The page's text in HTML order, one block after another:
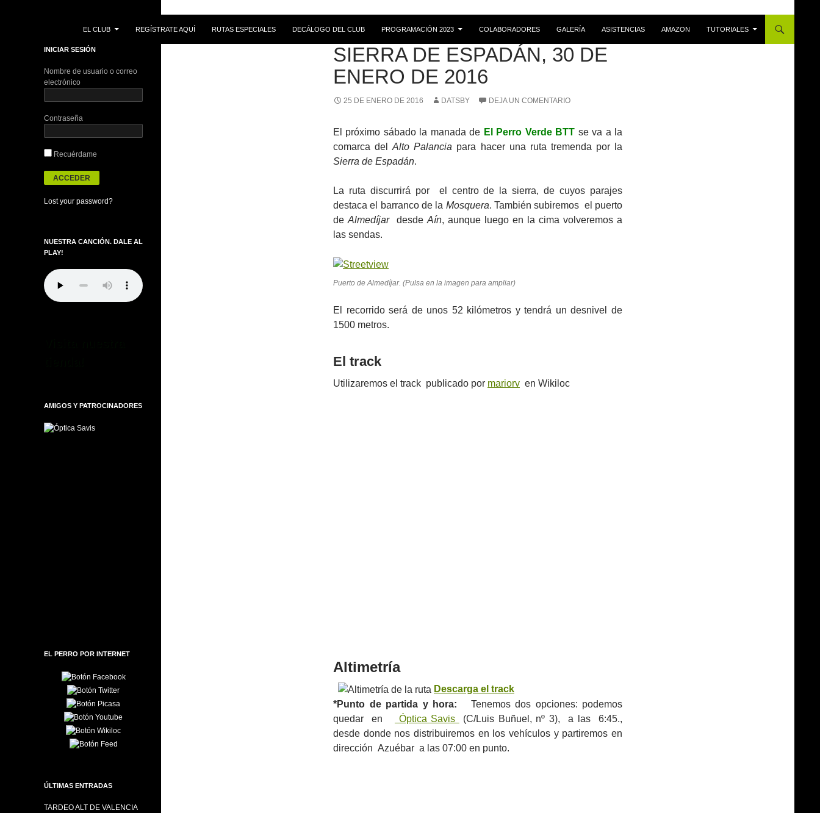
EL CLUB
REGÍSTRATE AQUÍ RUTAS ESPECIALES DECÁLOGO DEL CLUB PROGRAMACIÓN 2023 COLABORADORES GALERÍA ASISTENCIAS AMAZON TUTORIALES
RUTAS
SIERRA DE ESPADÁN, 30 DE
ENERO DE 2016
25 DE ENERO DE 2016 DATSBY DEJA UN COMENTARIO
El próximo sábado la manada de El Perro Verde BTT se va a la
comarca delAlto Palancia para hacer una ruta tremenda por la
Sierra de Espadán.
La ruta discurrirá por el centro de la sierra, de cuyos parajes
destaca el barranco de la Mosquera. También subiremos el puerto
de Almedíjar desde Aín, aunque luego en la cima volveremos a
las sendas.
Puerto de Almedíjar. (Pulsa en la imagen para ampliar)
El recorrido será de unos 52 kilómetros y tendrá un desnivel de
1500 metros.
El track
Utilizaremos el track publicado por mariorv en Wikiloc
Altimetría
Descarga el track
*Punto de partida y hora: Tenemos dos opciones: podemos
quedar en
Óptica Savis
(C/Luis Buñuel, nº 3), a las 6:45.,
desde donde nos distribuiremos en los vehículos y partiremos en
dirección Azuébar a las 07:00 en punto.
INICIAR SESIÓN
Nombre de usuario o correo
electrónico
Contraseña
Recuérdame
Lost your password?
NUESTRA CANCIÓN. DALE AL
PLAY!
AMIGOS Y PATROCINADORES
EL PERRO POR INTERNET
ÚLTIMAS ENTRADAS
TARDEO ALT DE VALENCIA